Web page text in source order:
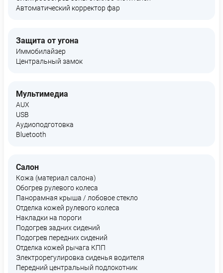
Автоматический корректор фар
Защита от угона
Иммобилайзер
Центральный замок
Мультимедиа
AUX
USB
Аудиоподготовка
Bluetooth
Салон
Кожа (материал салона)
Обогрев рулевого колеса
Панорамная крыша / лобовое стекло
Отделка кожей рулевого колеса
Накладки на пороги
Подогрев задних сидений
Подогрев передних сидений
Отделка кожей рычага КПП
Электрорегулировка сиденья водителя
Передний центральный подлокотник